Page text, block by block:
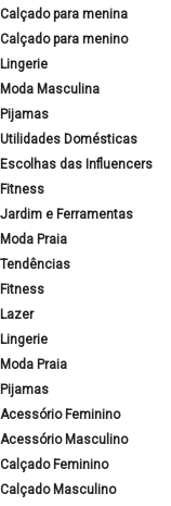
Calçado para menina
Calçado para menino
Lingerie
Moda Masculina
Pijamas
Utilidades Domésticas
Escolhas das Influencers
Fitness
Jardim e Ferramentas
Moda Praia
Tendências
Fitness
Lazer
Lingerie
Moda Praia
Pijamas
Acessório Feminino
Acessório Masculino
Calçado Feminino
Calçado Masculino